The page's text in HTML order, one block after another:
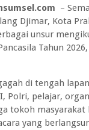
–
Djimar, Kota
unsur
Tahun 2026,
di tengah
Polri, pelajar,
tokoh masyarakat
yang